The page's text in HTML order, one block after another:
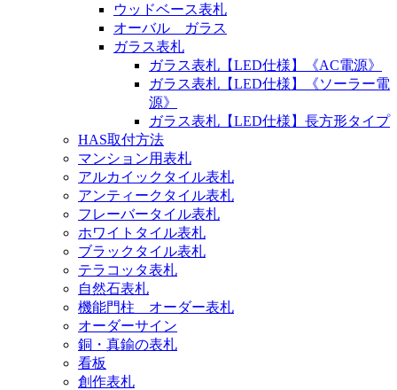
ウッドベース表札
オーバル ガラス
ガラス表札
ガラス表札【LED仕様】《AC電源》
ガラス表札【LED仕様】《ソーラー電
源》
ガラス表札【LED仕様】長方形タイプ
HAS取付方法
マンション用表札
アルカイックタイル表札
アンティークタイル表札
フレーバータイル表札
ホワイトタイル表札
ブラックタイル表札
テラコッタ表札
自然石表札
機能門柱 オーダー表札
オーダーサイン
銅・真鍮の表札
看板
創作表札